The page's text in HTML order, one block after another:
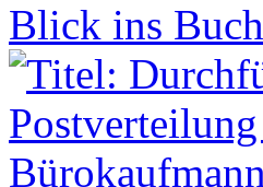
Blick ins Buch